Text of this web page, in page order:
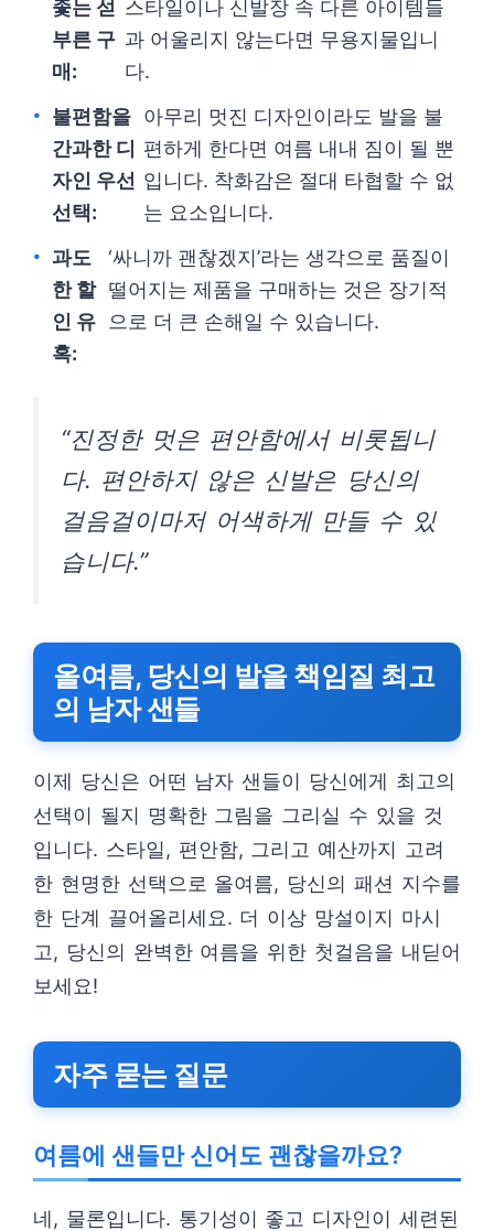
좇는 섣
부른 구
매:
스타일이나 신발장 속 다른 아이템들
과 어울리지 않는다면 무용지물입니
다.
불편함을
간과한 디
자인 우선
선택:
아무리 멋진 디자인이라도 발을 불
편하게 한다면 여름 내내 짐이 될 뿐
입니다. 착화감은 절대 타협할 수 없
는 요소입니다.
과도
한 할
인 유
혹:
‘싸니까 괜찮겠지’라는 생각으로 품질이
떨어지는 제품을 구매하는 것은 장기적
으로 더 큰 손해일 수 있습니다.
“진정한 멋은 편안함에서 비롯됩니
다. 편안하지 않은 신발은 당신의
걸음걸이마저 어색하게 만들 수 있
습니다.”
올여름, 당신의 발을 책임질 최고
의 남자 샌들
이제 당신은 어떤 남자 샌들이 당신에게 최고의
선택이 될지 명확한 그림을 그리실 수 있을 것
입니다. 스타일, 편안함, 그리고 예산까지 고려
한 현명한 선택으로 올여름, 당신의 패션 지수를
한 단계 끌어올리세요. 더 이상 망설이지 마시
고, 당신의 완벽한 여름을 위한 첫걸음을 내딛어
보세요!
자주 묻는 질문
여름에 샌들만 신어도 괜찮을까요?
네, 물론입니다. 통기성이 좋고 디자인이 세련된